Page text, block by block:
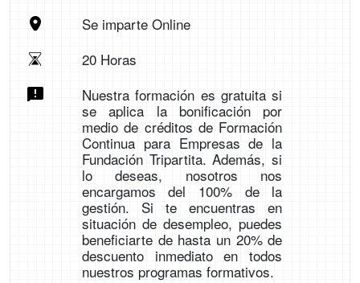
Se imparte Online
20 Horas
Nuestra formación es gratuita si
se aplica la bonificación por
medio de créditos de Formación
Continua para Empresas de la
Fundación Tripartita. Además, si
lo deseas, nosotros nos
encargamos del 100% de la
gestión. Si te encuentras en
situación de desempleo, puedes
beneficiarte de hasta un 20% de
descuento inmediato en todos
nuestros programas formativos.